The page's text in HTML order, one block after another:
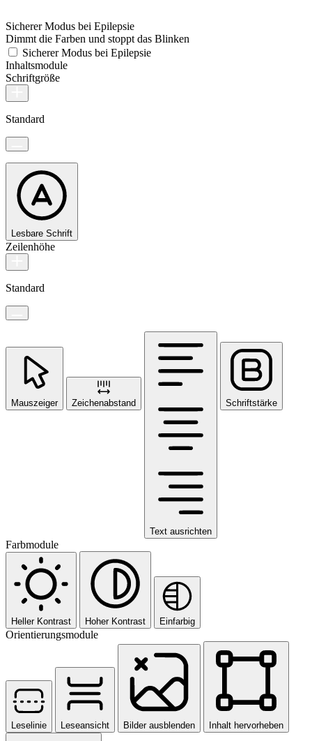
Sicherer Modus bei Epilepsie
Dimmt die Farben und stoppt das Blinken
Sicherer Modus bei Epilepsie
Inhaltsmodule
Schriftgröße
Standard
Lesbare Schrift
Zeilenhöhe
Standard
Mauszeiger Zeichenabstand
Text ausrichten
Schriftstärke
Farbmodule
Heller Kontrast Hoher Kontrast Einfarbig
Orientierungsmodule
Leselinie Leseansicht Bilder ausblenden Inhalt hervorheben